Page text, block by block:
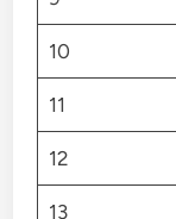
10
11
12
13